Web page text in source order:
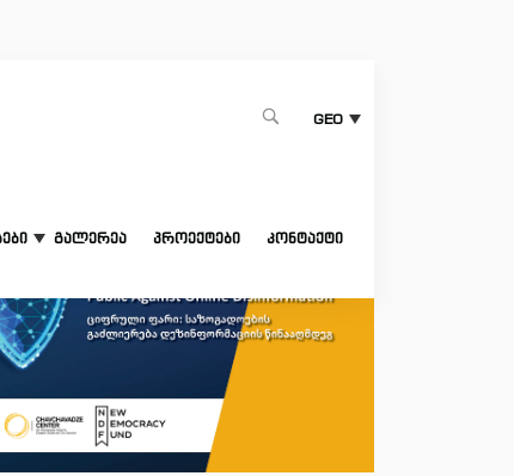
GEO
გალერეა პროექტები კონტაქტი